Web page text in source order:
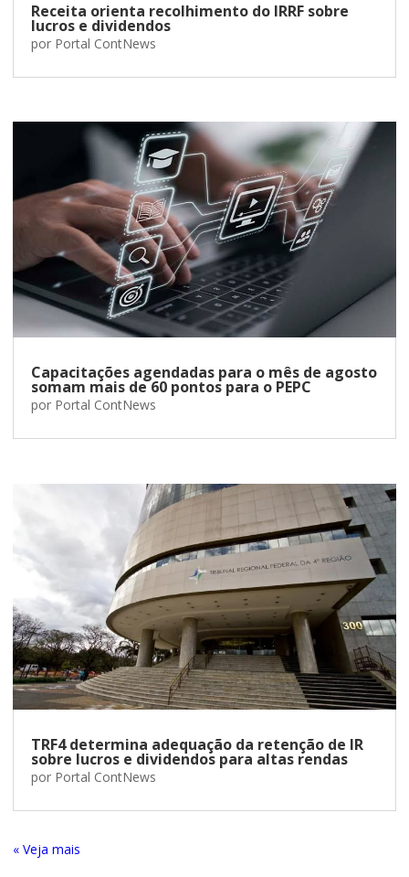
Receita orienta recolhimento do IRRF sobre
lucros e dividendos
por Portal ContNews
Capacitações agendadas para o mês de agosto
somam mais de 60 pontos para o PEPC
por Portal ContNews
TRF4 determina adequação da retenção de IR
sobre lucros e dividendos para altas rendas
por Portal ContNews
« Entradas Antigas